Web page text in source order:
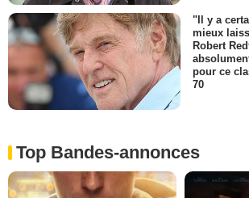
"Il y a
mieux
Robert
pour ce
70
Top Bandes-annonces